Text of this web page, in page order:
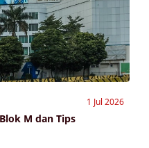
1 Jul 2026
M dan Tips